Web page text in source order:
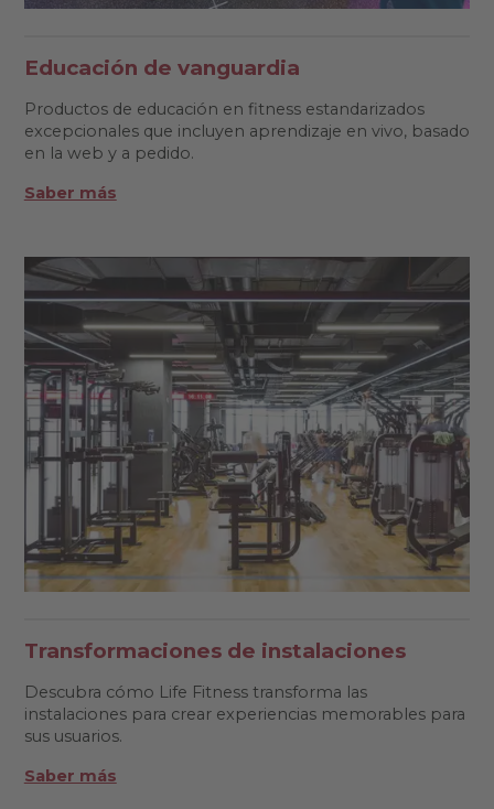
Educación de vanguardia
Productos de educación en fitness estandarizados
excepcionales que incluyen aprendizaje en vivo, basado
en la web y a pedido.
Saber más
Transformaciones de instalaciones
Descubra cómo Life Fitness transforma las
instalaciones para crear experiencias memorables para
sus usuarios.
Saber más